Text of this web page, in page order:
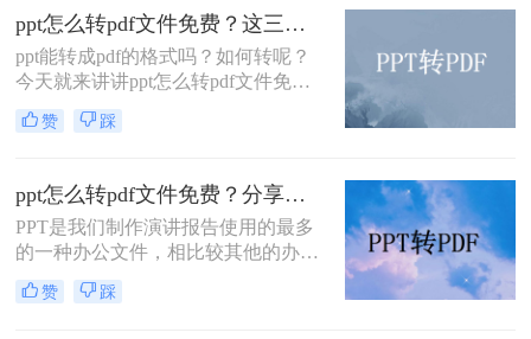
重要作用。PPT因其强大的演示功能
而备受青睐，而PDF则以其良好的兼
容性和稳定性，在文件共享、打印和
归档方面表现出色。因此，将PPT转
换成PDF成为许多用户在工作和学习
中的常见需求。本文将详细介绍如何
一些实用技巧。
ppt怎么转pdf文件免费？这三种方法，我给满分！
ppt能转成pdf的格式吗？如何转呢？
今天就来讲讲ppt怎么转pdf文件免
费，看看是如何完成的，当我们制作
好一份文档时，想要分享但是又不想
很好的法子，但是很多朋友不知道怎
么#other#，今天小编就来教大家一
招。
赞 踩
ppt怎么转pdf文件免费？分享三种方法，1分钟轻松解决！
PPT是我们制作演讲报告使用的最多
的一种办公文件，相比较其他的办公
文件，PPT文档在演示效果上更加的
丰富出色，但是如果是要打印或者是
赞 踩